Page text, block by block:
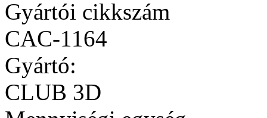
Gyártói cikkszám
CAC-1164
Gyártó:
CLUB 3D